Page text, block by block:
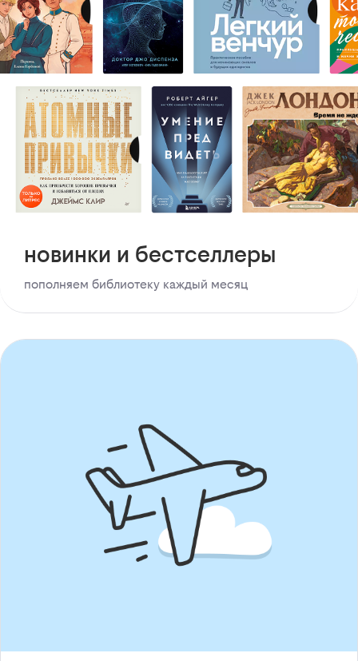
новинки и бестселлеры
пополняем библиотеку каждый месяц